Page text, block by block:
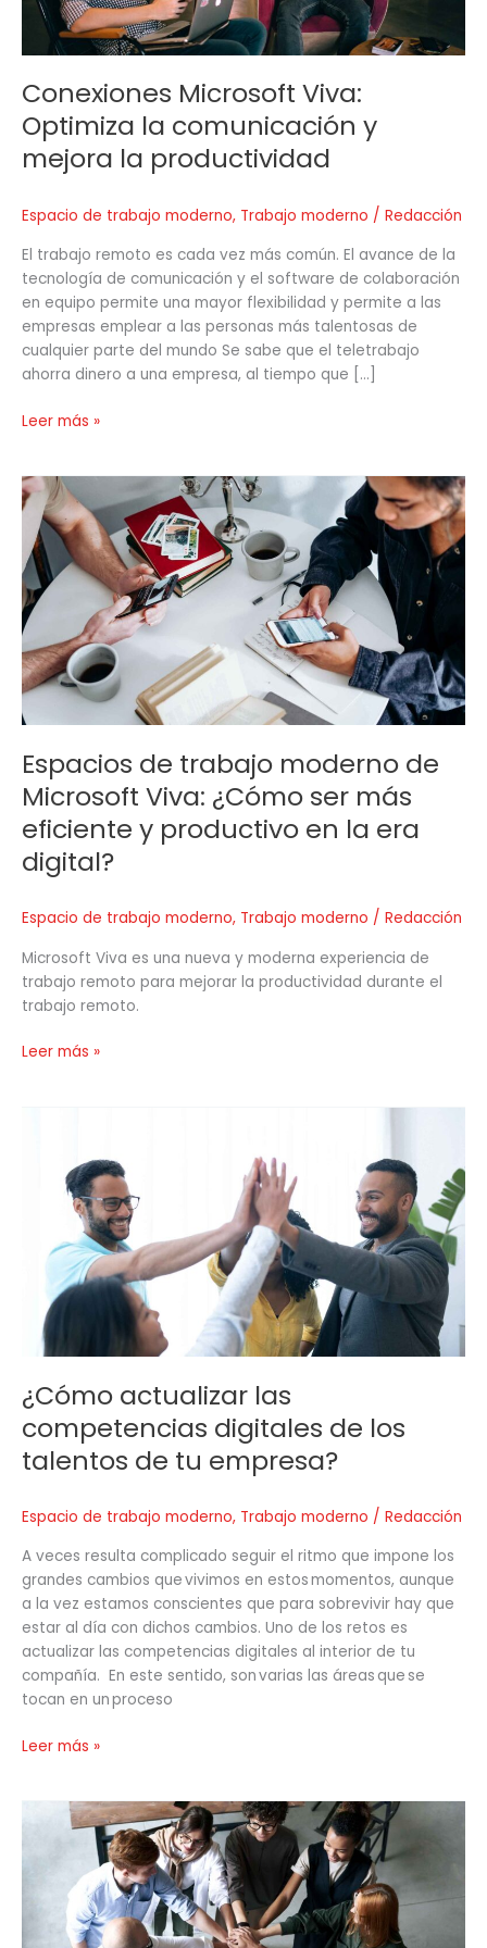
Conexiones Microsoft Viva:
Optimiza la comunicación y
mejora la productividad
Espacio de trabajo moderno, Trabajo moderno / Redacción
El trabajo remoto es cada vez más común. El avance de la
tecnología de comunicación y el software de colaboración
en equipo permite una mayor flexibilidad y permite a las
empresas emplear a las personas más talentosas de
cualquier parte del mundo Se sabe que el teletrabajo
ahorra dinero a una empresa, al tiempo que […]
productividad
Leer más »
Espacios de trabajo moderno de
Microsoft Viva: ¿Cómo ser más
eficiente y productivo en la era
digital?
Espacio de trabajo moderno, Trabajo moderno / Redacción
Microsoft Viva es una nueva y moderna experiencia de
trabajo remoto para mejorar la productividad durante el
trabajo remoto.
Espacios
de
trabajo
moderno
de
Microsoft
Viva:
¿Cómo
ser
más
eficiente
productivo
en
la
era
digital?
Leer más »
¿Cómo actualizar las
competencias digitales de los
talentos de tu empresa?
Espacio de trabajo moderno, Trabajo moderno / Redacción
A veces resulta complicado seguir el ritmo que impone los
grandes cambios que vivimos en estos momentos, aunque
a la vez estamos conscientes que para sobrevivir hay que
estar al día con dichos cambios. Uno de los retos es
actualizar las competencias digitales al interior de tu
compañía. En este sentido, son varias las áreas que se
tocan en un proceso
competencias
digitales
talentos
empresa?
Leer más »
invertir
experiencia